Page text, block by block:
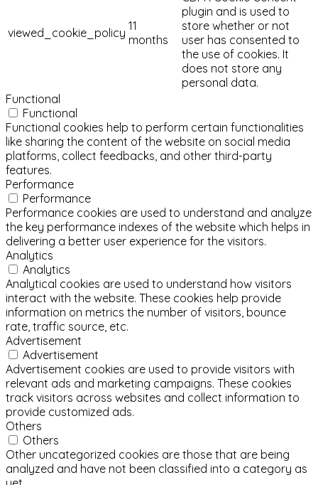
viewed_cookie_policy 11
months
plugin and is used to
store whether or not
user has consented to
the use of cookies. It
does not store any
personal data.
Functional
Functional
Functional cookies help to perform certain functionalities
like sharing the content of the website on social media
platforms, collect feedbacks, and other third-party
features.
Performance
Performance
Performance cookies are used to understand and analyze
the key performance indexes of the website which helps in
delivering a better user experience for the visitors.
Analytics
Analytics
Analytical cookies are used to understand how visitors
interact with the website. These cookies help provide
information on metrics the number of visitors, bounce
rate, traffic source, etc.
Advertisement
Advertisement
Advertisement cookies are used to provide visitors with
relevant ads and marketing campaigns. These cookies
track visitors across websites and collect information to
provide customized ads.
Others
Others
Other uncategorized cookies are those that are being
analyzed and have not been classified into a category as